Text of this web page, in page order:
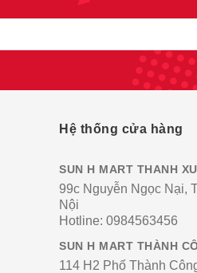
Hệ thống cửa hàng
SUN H MART THANH
99c Nguyễn Ngọc Nại,
Nội
Hotline: 0984563456
SUN H MART THÀNH
114 H2 Phố Thành